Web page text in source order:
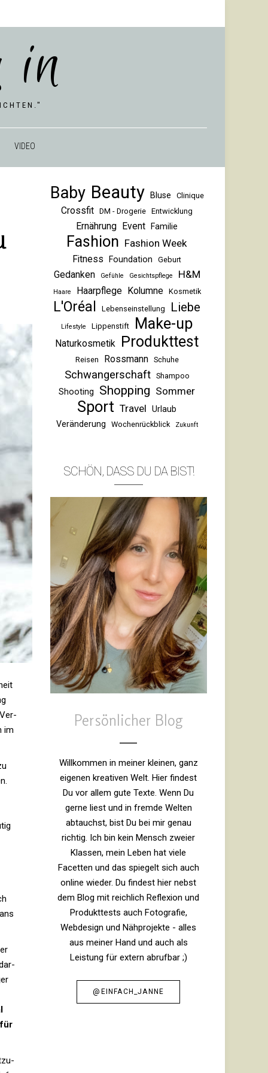
in
VIDEO
Ver­
im
Baby Beauty Bluse Clinique
Crossfit DM - Drogerie Entwicklung
Ernährung Event Familie
Fashion Fashion Week
Fitness Foundation Geburt
Gedanken Gefühle Gesichtspflege H&M
Haare Haarpflege Kolumne Kosmetik
L'Oréal Lebenseinstellung Liebe
Lifestyle Lippenstift Make-up
Naturkosmetik Produkttest
Reisen Rossmann Schuhe
Schwangerschaft Shampoo
Shooting Shopping Sommer
Sport Travel
Urlaub
Veränderung
Wochenrückblick Zukunft
SCHÖN, DASS DU DA BIST!
Persönlicher Blog
Willkommen in meiner kleinen, ganz
eigenen kreativen Welt. Hier findest
Du vor allem gute Texte. Wenn Du
gerne liest und in fremde Welten
abtauchst, bist Du bei mir genau
richtig. Ich bin kein Mensch zweier
Klassen, mein Leben hat viele
Facetten und das spiegelt sich auch
online wieder. Du findest hier nebst
dem Blog mit reichlich Reflexion und
Produkttests auch Fotografie,
Webdesign und Nähprojekte - alles
aus meiner Hand und auch als
Leistung für extern abrufbar ;)
@EINFACH_JANNE